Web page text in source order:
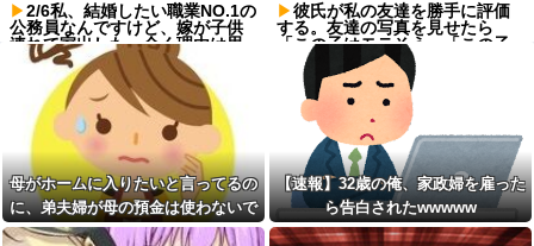
2/6私、結婚したい職業NO.1の
公務員なんですけど、嫁が子供
連れて家出した。全く理由は思
いつかないけど強いてあげると
すれば母のせいかもしれない。
嫁のせいでアトピー悪化しそう
【驚愕】 新幹線じゃなく『帰
省費4000円』安くなる在来線で
帰省した結果ｗｗｗｗｗ
子供がバイトで貯めた資金で
旅行中の話だけど、ちょっとお
金足りないから貸してくれる？
彼氏が私の友達を勝手に評価
する。友達の写真を見せたら
「この子はモテそう」「この子
は彼氏できなさそう」
【悲報】Vアンチさん、劇場版
メイドインアビスの主題歌がVチ
ューバーで壊れてしまうｗｗｗ
ｗｗｗｗｗｗｗｗ
【速報】村上26本 大谷26本
wwwwwwwwwwwwwwwwww
wwwwwwwwwwww
ママ「子供がお絵かきに使う
からアルコールマーカーを貸し
母がホームに入りたいと言ってるの
に、弟夫婦が母の預金は使わないで
と言ってきた。我が弟ながら情けな
【速報】32歳の俺、家政婦を雇った
ら告白されたwwwww